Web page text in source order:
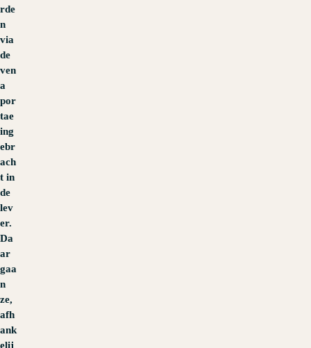
rde
n
via
de
ven
a
por
tae
ing
ebr
ach
t in
de
lev
er.
Da
ar
gaa
n
ze,
afh
ank
elij